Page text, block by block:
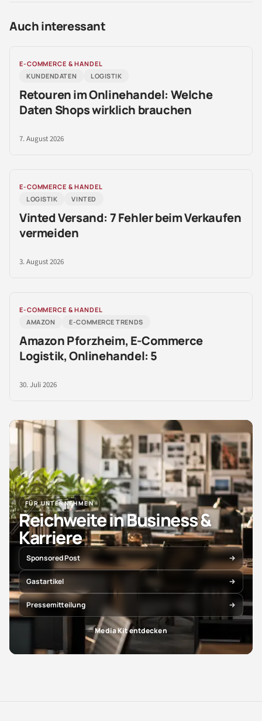
Auch interessant
E-COMMERCE & HANDEL
KUNDENDATEN
LOGISTIK
Retouren im Onlinehandel: Welche
Daten Shops wirklich brauchen
7. August 2026
E-COMMERCE & HANDEL
LOGISTIK
VINTED
Vinted Versand: 7 Fehler beim Verkaufen
vermeiden
3. August 2026
E-COMMERCE & HANDEL
AMAZON
E-COMMERCE TRENDS
Amazon Pforzheim, E-Commerce
Logistik, Onlinehandel: 5
30. Juli 2026
FÜR UNTERNEHMEN
Reichweite in Business &
Karriere
Sponsored Post
Gastartikel
Pressemitteilung
Media Kit entdecken